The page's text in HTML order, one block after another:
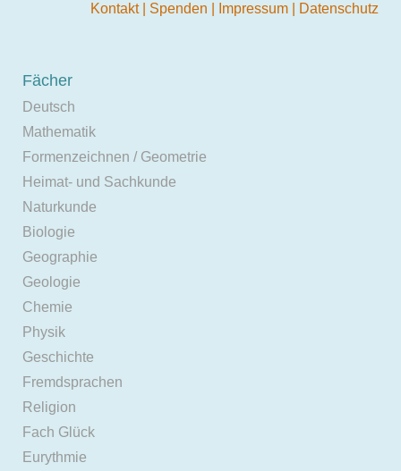
Kontakt Spenden Impressum Datenschutz
Fächer
Deutsch
Mathematik
Formenzeichnen / Geometrie
Heimat- und Sachkunde
Naturkunde
Biologie
Geographie
Geologie
Chemie
Physik
Geschichte
Fremdsprachen
Religion
Fach Glück
Eurythmie